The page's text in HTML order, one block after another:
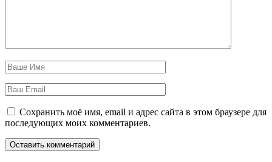
Сохранить моё имя, email и адрес сайта в этом браузере для
последующих моих комментариев.